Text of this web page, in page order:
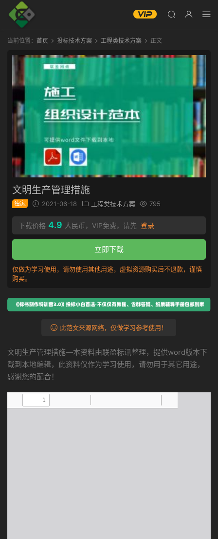
当前位置： 首页 投标技术方案 工程类技术方案 正文
文明生产管理措施
独家 2021-06-18 工程类技术方案 795
下载价格 4.9 人民币，VIP免费，请先 登录
立即下载
仅做为学习使用，请勿使用其他用途，虚拟资源购买后不退款，谨慎
购买。
此范文来源网络，仅做学习参考使用！
文明生产管理措施—本资料由联盈标讯整理，提供word版本下
载到本地编辑，此资料仅作为学习使用，请勿用于其它用途，
感谢您的配合！